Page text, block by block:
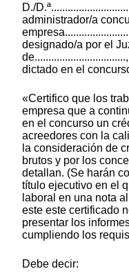
D./
administrador/a
designado/a por el
dictado en el
«Certifico que los
empresa que a
en el concurso un
acreedores con la
la consideración de
brutos y por los
detallan. (Se harán
título ejecutivo en el
laboral en una nota
este este certificado
presentar los
cumpliendo los
Debe decir: